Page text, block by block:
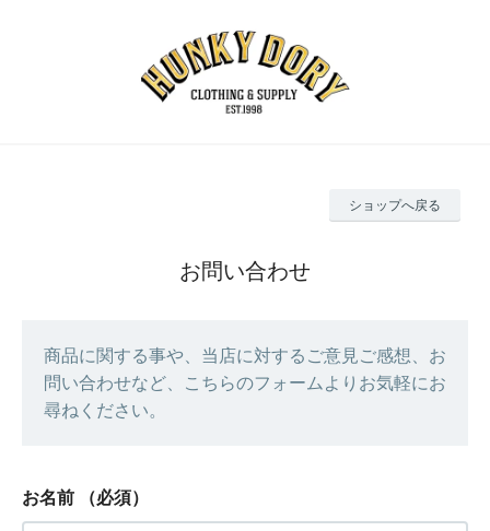
ショップへ戻る
お問い合わせ
商品に関する事や、当店に対するご意見ご感想、お
問い合わせなど、こちらのフォームよりお気軽にお
尋ねください。
お名前 （必須）